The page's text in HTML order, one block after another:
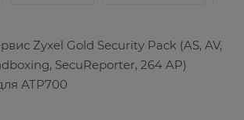
Zyxel Gold Security Pack (AS, AV,
SecuReporter, 264 AP)
ATP700